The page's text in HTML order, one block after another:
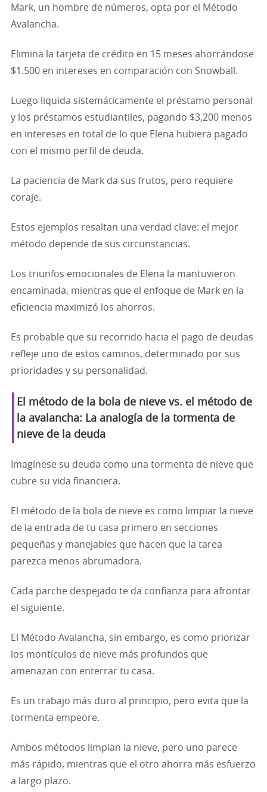
Mark, un hombre de números, opta por el Método
Avalancha.
Elimina la tarjeta de crédito en 15 meses ahorrándose
$1.500 en intereses en comparación con Snowball.
Luego liquida sistemáticamente el préstamo personal
y los préstamos estudiantiles, pagando $3,200 menos
en intereses en total de lo que Elena hubiera pagado
con el mismo perfil de deuda.
La paciencia de Mark da sus frutos, pero requiere
coraje.
Estos ejemplos resaltan una verdad clave: el mejor
método depende de sus circunstancias.
Los triunfos emocionales de Elena la mantuvieron
encaminada, mientras que el enfoque de Mark en la
eficiencia maximizó los ahorros.
Es probable que su recorrido hacia el pago de deudas
refleje uno de estos caminos, determinado por sus
prioridades y su personalidad.
El método de la bola de nieve vs. el método de
la avalancha: La analogía de la tormenta de
nieve de la deuda
Imagínese su deuda como una tormenta de nieve que
cubre su vida financiera.
El método de la bola de nieve es como limpiar la nieve
de la entrada de tu casa primero en secciones
pequeñas y manejables que hacen que la tarea
parezca menos abrumadora.
Cada parche despejado te da confianza para afrontar
el siguiente.
El Método Avalancha, sin embargo, es como priorizar
los montículos de nieve más profundos que
amenazan con enterrar tu casa.
Es un trabajo más duro al principio, pero evita que la
tormenta empeore.
Ambos métodos limpian la nieve, pero uno parece
más rápido, mientras que el otro ahorra más esfuerzo
a largo plazo.